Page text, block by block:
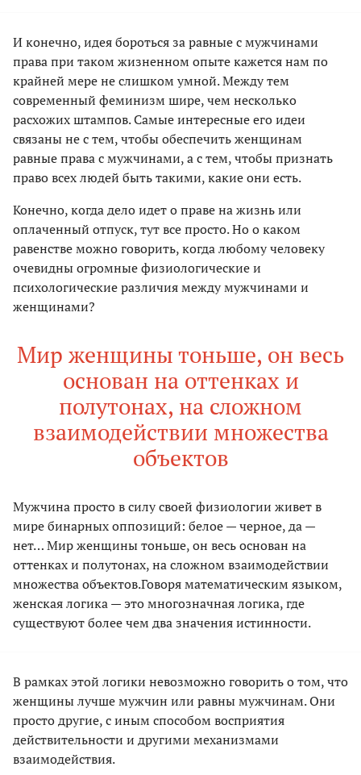
И конечно, идея бороться за равные с мужчинами
права при таком жизненном опыте кажется нам по
крайней мере не слишком умной. Между тем
современный феминизм шире, чем несколько
расхожих штампов. Самые интересные его идеи
связаны не с тем, чтобы обеспечить женщинам
равные права с мужчинами, а с тем, чтобы признать
право всех людей быть такими, какие они есть.
Конечно, когда дело идет о праве на жизнь или
оплаченный отпуск, тут все просто. Но о каком
равенстве можно говорить, когда любому человеку
очевидны огромные физиологические и
психологические различия между мужчинами и
женщинами?
Мир женщины тоньше, он весь
основан на оттенках и
полутонах, на сложном
взаимодействии множества
объектов
Мужчина просто в силу своей физиологии живет в
мире бинарных оппозиций: белое — черное, да —
нет… Мир женщины тоньше, он весь основан на
оттенках и полутонах, на сложном взаимодействии
множества объектов.Говоря математическим языком,
женская логика — это многозначная логика, где
существуют более чем два значения истинности.
В рамках этой логики невозможно говорить о том, что
женщины лучше мужчин или равны мужчинам. Они
просто другие, с иным способом восприятия
действительности и другими механизмами
взаимодействия.